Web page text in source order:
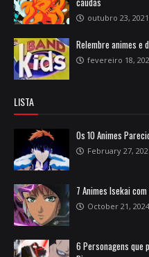
outubro 23, 2021
Relembre animes e
fevereiro 18,
LISTA
Os 10 Animes
February 27,
7 Animes Isekai
October 21, 2024
6 Personagens que